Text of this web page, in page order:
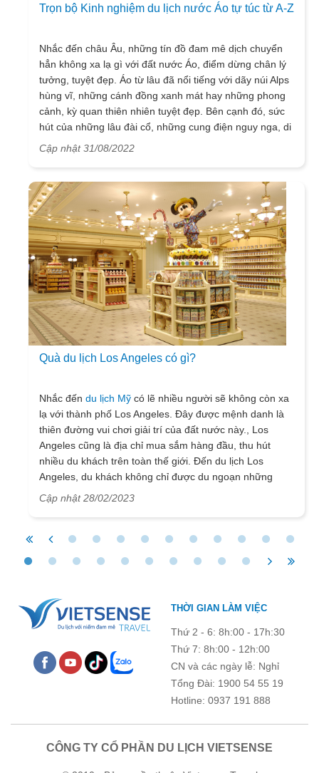
Trọn bộ Kinh nghiệm du lịch nước Áo tự túc từ A-Z
Nhắc đến châu Âu, những tín đồ đam mê dịch chuyển
hẳn không xa lạ gì với đất nước Áo, điểm dừng chân lý
tưởng, tuyệt đẹp. Áo từ lâu đã nổi tiếng với dãy núi Alps
hùng vĩ, những cánh đồng xanh mát hay những phong
cảnh, kỳ quan thiên nhiên tuyệt đẹp. Bên cạnh đó, sức
hút của những lâu đài cổ, những cung điện nguy nga, di
tích lịch sử - văn hóa nhờ sự phát triển mạnh mẽ của
“ bản giao hưởng âm nhạc” của châu Âu cũng chính là
một điểm đến mà bạn không thể bỏ qua.
Cập nhật 31/08/2022
Quà du lịch Los Angeles có gì?
Nhắc đến du lịch Mỹ có lẽ nhiều người sẽ không còn xa
lạ với thành phố Los Angeles. Đây được mệnh danh là
thiên đường vui chơi giải trí của đất nước này., Los
Angeles cũng là địa chỉ mua sắm hàng đầu, thu hút
nhiều du khách trên toàn thế giới. Đến du lịch Los
Angeles, du khách không chỉ được du ngoạn những
thắng cảnh tuyệt đẹp mà còn mua những món đồ đầy ý
Angeles, có thể tham khảo những gợi ý của VietSense
Travel sau đây nhé.
Cập nhật 28/02/2023
THỜI GIAN LÀM VIỆC
Thứ 2 - 6: 8h:00 - 17h:30
Thứ 7: 8h:00 - 12h:00
CN và các ngày lễ: Nghỉ
Tổng Đài: 1900 54 55 19
Hotline: 0937 191 888
CÔNG TY CỔ PHẦN DU LỊCH VIETSENSE